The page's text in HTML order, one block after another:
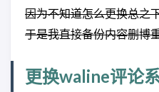
因为不知道怎么更换总之
于是我直接备份内容删博
更换waline评论